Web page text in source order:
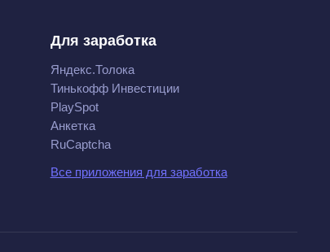
Для заработка
Яндекс.Толока
Тинькофф Инвестиции
PlaySpot
Анкетка
RuCaptcha
Все приложения для заработка